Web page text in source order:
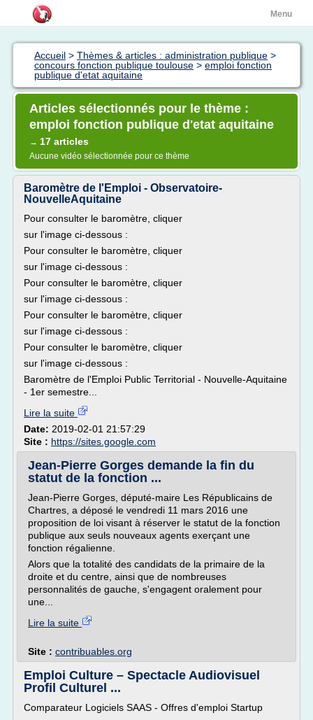
Menu
Accueil > Thèmes & articles : administration publique >
concours fonction publique toulouse > emploi fonction
publique d'etat aquitaine
Articles sélectionnés pour le thème :
emploi fonction publique d'etat aquitaine
→ 17 articles
Aucune vidéo sélectionnée pour ce thème
Baromètre de l'Emploi - Observatoire-
NouvelleAquitaine
Pour consulter le baromètre, cliquer
sur l'image ci-dessous :
Pour consulter le baromètre, cliquer
sur l'image ci-dessous :
Pour consulter le baromètre, cliquer
sur l'image ci-dessous :
Pour consulter le baromètre, cliquer
sur l'image ci-dessous :
Pour consulter le baromètre, cliquer
sur l'image ci-dessous :
Baromètre de l'Emploi Public Territorial - Nouvelle-Aquitaine
- 1er semestre...
Lire la suite
Date: 2019-02-01 21:57:29
Site : https://sites.google.com
Jean-Pierre Gorges demande la fin du
statut de la fonction ...
Jean-Pierre Gorges, député-maire Les Républicains de
Chartres, a déposé le vendredi 11 mars 2016 une
proposition de loi visant à réserver le statut de la fonction
publique aux seuls nouveaux agents exerçant une
fonction régalienne.
Alors que la totalité des candidats de la primaire de la
droite et du centre, ainsi que de nombreuses
personnalités de gauche, s'engagent oralement pour
une...
Lire la suite
Site : contribuables.org
Emploi Culture – Spectacle Audiovisuel
Profil Culturel ...
Comparateur Logiciels SAAS - Offres d'emploi Startup